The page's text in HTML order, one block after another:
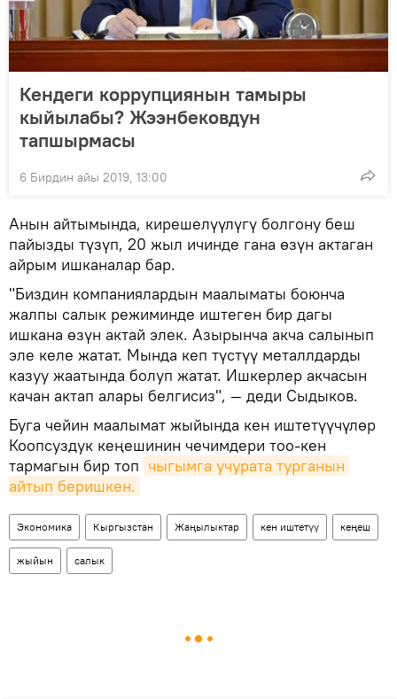
Кендеги коррупциянын тамыры
кыйылабы? Жээнбековдун
тапшырмасы
6 Бирдин айы 2019, 13:00
Анын айтымында, кирешелүүлүгү болгону беш
пайызды түзүп, 20 жыл ичинде гана өзүн актаган
айрым ишканалар бар.
"Биздин компаниялардын маалыматы боюнча
жалпы салык режиминде иштеген бир дагы
ишкана өзүн актай элек. Азырынча акча салынып
эле келе жатат. Мында кеп түстүү металлдарды
казуу жаатында болуп жатат. Ишкерлер акчасын
качан актап алары белгисиз", — деди Сыдыков.
Буга чейин маалымат жыйында кен иштетүүчүлөр
Коопсуздук кеңешинин чечимдери тоо-кен
тармагын бир топ чыгымга учурата турганын
айтып беришкен.
Экономика Кыргызстан Жаңылыктар кен иштетүү кеңеш
жыйын салык